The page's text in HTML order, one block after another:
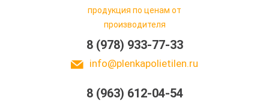
продукция по ценам от
производителя
8 (978) 933-77-33
info@plenkapolietilen.ru
8 (963) 612-04-54